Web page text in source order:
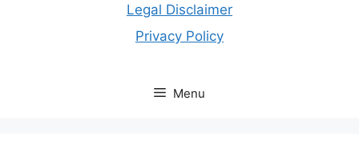
Legal Disclaimer
Privacy Policy
Menu